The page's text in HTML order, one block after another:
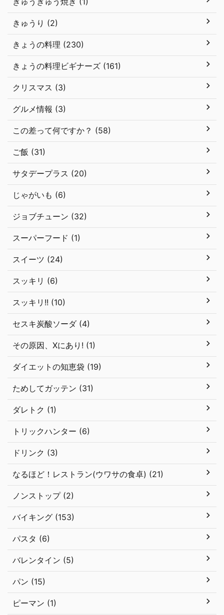
きゅうり (2)
きょうの料理 (230)
きょうの料理ビギナーズ (161)
クリスマス (3)
グルメ情報 (3)
この差って何ですか？ (58)
ご飯 (31)
サタデープラス (20)
じゃがいも (6)
ジョブチューン (32)
スーパーフード (1)
スイーツ (24)
スッキリ (6)
スッキリ!! (10)
セスキ炭酸ソーダ (4)
その原因、Xにあり! (1)
ダイエットの知恵袋 (19)
ためしてガッテン (31)
ダレトク (1)
トリックハンター (6)
ドリンク (3)
なるほど！レストラン(ウワサの食卓) (21)
ノンストップ (2)
バイキング (153)
パスタ (6)
バレンタイン (5)
パン (15)
ピーマン (1)